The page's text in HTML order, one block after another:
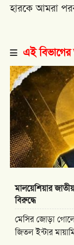
হারকে আমরা
এই
মালয়েশিয়ার
বিরুদ্ধে
মেসির জোড়া
জিতল ইন্টার